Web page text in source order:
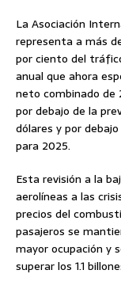
La Asociación
representa a más
por ciento del
anual que ahora
neto combinado de
por debajo de la
dólares y por
para 2025.
Esta revisión a la
aerolíneas a las
precios del
pasajeros se
mayor ocupación y
superar los 1.1